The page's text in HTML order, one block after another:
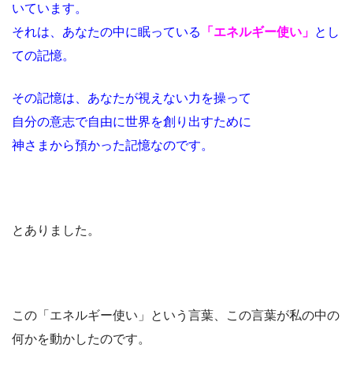
いています。
それは、あなたの中に眠っている
「エネルギー使い」 とし
ての記憶。
その記憶は、あなたが視えない力を操って
自分の意志で自由に世界を創り出すために
神さまから預かった記憶なのです。
とありました。
この「エネルギー使い」という言葉、この言葉が私の中の
何かを動かしたのです。